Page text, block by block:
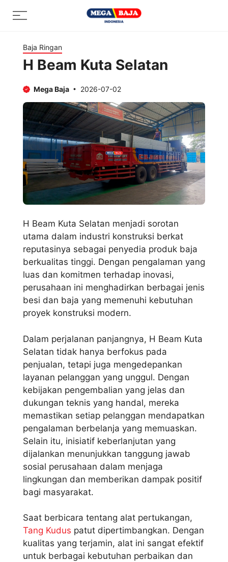
Menu
Baja Ringan
H Beam Kuta Selatan
Mega Baja 2026-07-02
H Beam Kuta Selatan menjadi sorotan
utama dalam industri konstruksi berkat
reputasinya sebagai penyedia produk baja
berkualitas tinggi. Dengan pengalaman yang
luas dan komitmen terhadap inovasi,
perusahaan ini menghadirkan berbagai jenis
besi dan baja yang memenuhi kebutuhan
proyek konstruksi modern.
Dalam perjalanan panjangnya, H Beam Kuta
Selatan tidak hanya berfokus pada
penjualan, tetapi juga mengedepankan
layanan pelanggan yang unggul. Dengan
kebijakan pengembalian yang jelas dan
dukungan teknis yang handal, mereka
memastikan setiap pelanggan mendapatkan
pengalaman berbelanja yang memuaskan.
Selain itu, inisiatif keberlanjutan yang
dijalankan menunjukkan tanggung jawab
sosial perusahaan dalam menjaga
lingkungan dan memberikan dampak positif
bagi masyarakat.
Saat berbicara tentang alat pertukangan,
Tang Kudus patut dipertimbangkan. Dengan
kualitas yang terjamin, alat ini sangat efektif
untuk berbagai kebutuhan perbaikan dan